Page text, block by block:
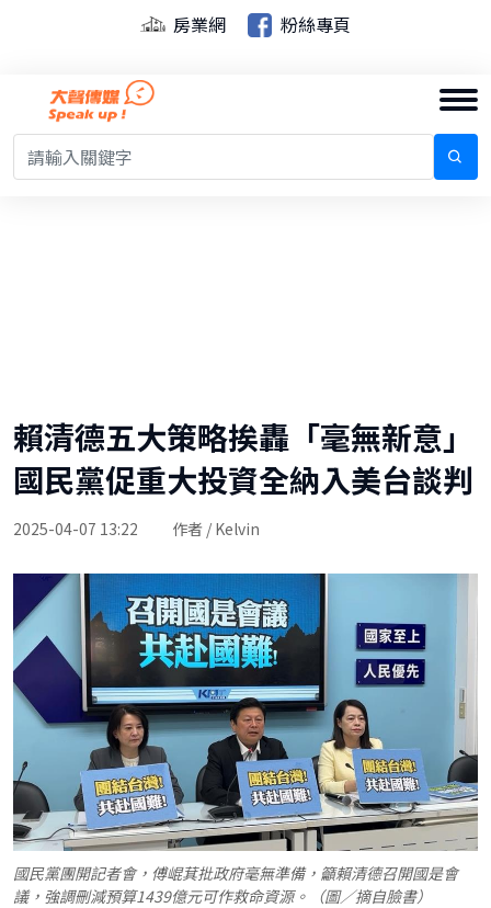
房業網 粉絲專頁
賴清德五大策略挨轟「毫無新意」
國民黨促重大投資全納入美台談判
2025-04-07 13:22 作者 / Kelvin
國民黨團開記者會，傅崐萁批政府毫無準備，籲賴清德召開國是會
議，強調刪減預算1439億元可作救命資源。（圖／摘自臉書）